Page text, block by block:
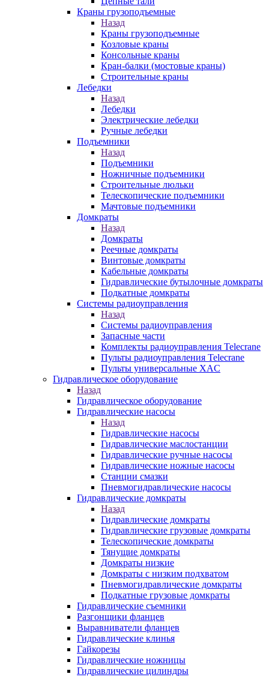
Краны грузоподъемные
Назад
Краны грузоподъемные
Козловые краны
Консольные краны
Кран-балки (мостовые краны)
Строительные краны
Лебедки
Назад
Лебедки
Электрические лебедки
Ручные лебедки
Подъемники
Назад
Подъемники
Ножничные подъемники
Строительные люльки
Телескопические подъемники
Мачтовые подъемники
Домкраты
Назад
Домкраты
Реечные домкраты
Винтовые домкраты
Кабельные домкраты
Гидравлические бутылочные домкраты
Подкатные домкраты
Системы радиоуправления
Назад
Системы радиоуправления
Запасные части
Комплекты радиоуправления Telecrane
Пульты радиоуправления Telecrane
Пульты универсальные XAC
Гидравлическое оборудование
Назад
Гидравлическое оборудование
Гидравлические насосы
Назад
Гидравлические насосы
Гидравлические маслостанции
Гидравлические ручные насосы
Гидравлические ножные насосы
Станции смазки
Пневмогидравлические насосы
Гидравлические домкраты
Назад
Гидравлические домкраты
Гидравлические грузовые домкраты
Телескопические домкраты
Тянущие домкраты
Домкраты низкие
Домкраты с низким подхватом
Пневмогидравлические домкраты
Подкатные грузовые домкраты
Гидравлические съемники
Разгонщики фланцев
Выравниватели фланцев
Гидравлические клинья
Гайкорезы
Гидравлические ножницы
Гидравлические цилиндры